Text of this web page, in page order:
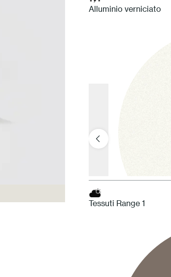
Alluminio verniciato
Tessuti Range 1